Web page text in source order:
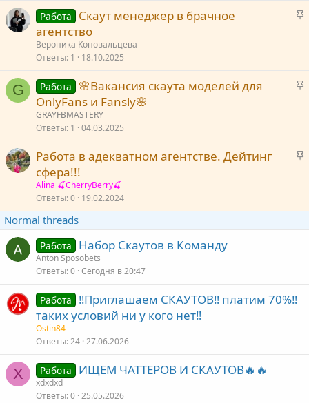
п
о
З
е
п
о
Работа
Скаут менеджер в брачное
агентство
Вероника Коновальцева
Ответы 1 18.10.2025
G
З
е
п
о
Работа
🌸Вакансия скаута моделей для
OnlyFans и Fansly🌸
GRAYFBMASTERY
Ответы 1 04.03.2025
З
е
Работа в адекватном агентстве. Дейтинг
сфера!!!
Alina 🍒CherryBerry🍒
Ответы 0 19.02.2024
Normal threads
Работа Набор Скаутов в Команду
Anton Sposobets
Ответы 0 Сегодня в 20:47
Работа
‼️Приглашаем СКАУТОВ‼️ платим 70%‼️
таких условий ни у кого нет‼️
Ostin84
Ответы 24 27.06.2026
X Работа ИЩЕМ ЧАТТЕРОВ И СКАУТОВ🔥🔥
xdxdxd
Ответы 0 25.05.2026